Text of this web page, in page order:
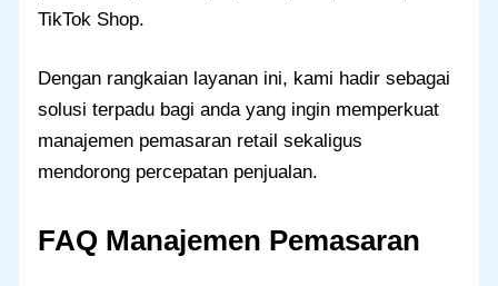
TikTok Shop.
Dengan rangkaian layanan ini, kami hadir sebagai
solusi terpadu bagi anda yang ingin memperkuat
manajemen pemasaran retail sekaligus
mendorong percepatan penjualan.
FAQ Manajemen Pemasaran